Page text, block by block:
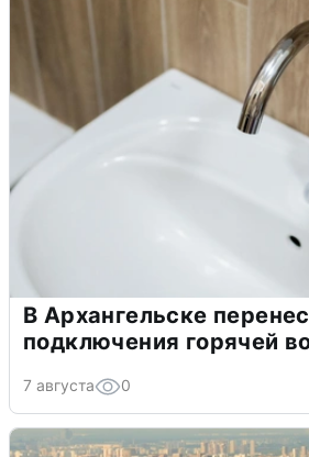
В Архангельске
подключения горячей
7 августа 0